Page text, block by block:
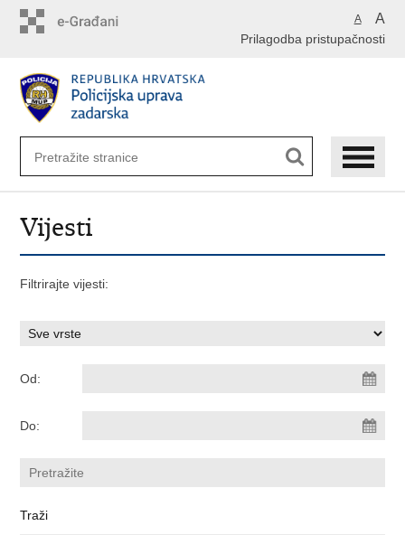
A A
Prilagodba pristupačnosti
Vijesti
Filtrirajte vijesti:
Od:
Do: